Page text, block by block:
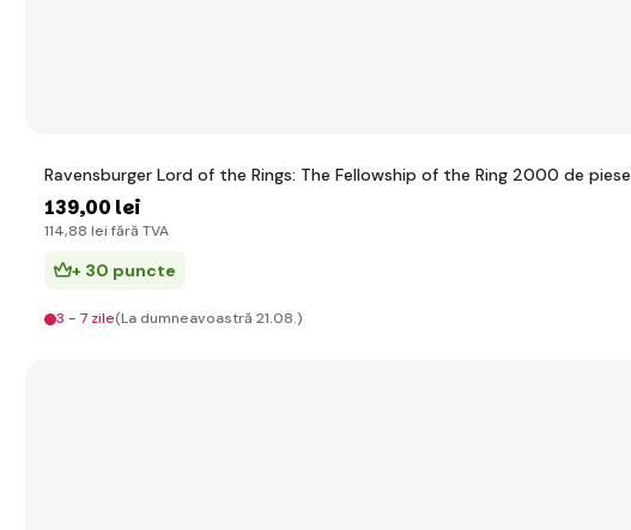
Ravensburger Lord of the Rings: The Fellowship of the Ring 2000 de piese
139,00 lei
114,88 lei fără TVA
+ 30 puncte
3 - 7 zile(La dumneavoastră 21.08.)